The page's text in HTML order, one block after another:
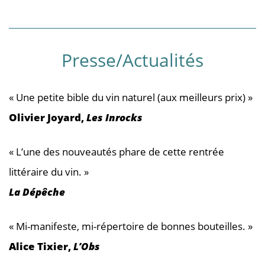
Presse/Actualités
« Une petite bible du vin naturel (aux meilleurs prix) »
Olivier Joyard,Les Inrocks
« L’une des nouveautés phare de cette rentrée
littéraire du vin. »
La Dépêche
« Mi-manifeste, mi-répertoire de bonnes bouteilles. »
Alice Tixier,L’Obs